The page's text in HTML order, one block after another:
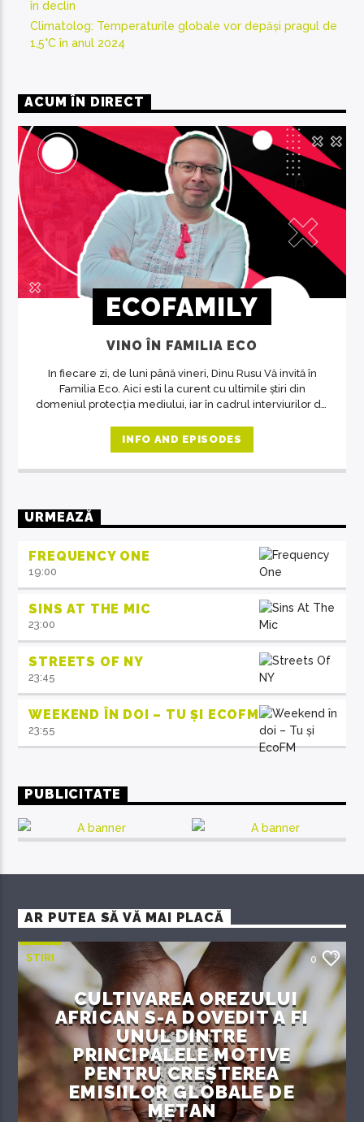
în declin
Climatolog: Temperaturile globale vor depăși pragul de
1,5°C în anul 2024
ACUM ÎN DIRECT
ECOFAMILY
VINO ÎN FAMILIA ECO
In fiecare zi, de luni până vineri, Dinu Rusu Vă invită în
Familia Eco. Aici esti la curent cu ultimile știri din
domeniul protecția mediului, iar în cadrul interviurilor de
familie.
INFO AND EPISODES
URMEAZĂ
FREQUENCY ONE
19:00
SINS AT THE MIC
23:00
STREETS OF NY
23:45
WEEKEND ÎN DOI – TU ȘI ECOFM
23:55
PUBLICITATE
AR PUTEA SĂ VĂ MAI PLACĂ
ȘTIRI 0
CULTIVAREA OREZULUI
AFRICAN S-A DOVEDIT A FI
UNUL DINTRE
PRINCIPALELE MOTIVE
PENTRU CREȘTEREA
EMISIILOR GLOBALE DE
METAN